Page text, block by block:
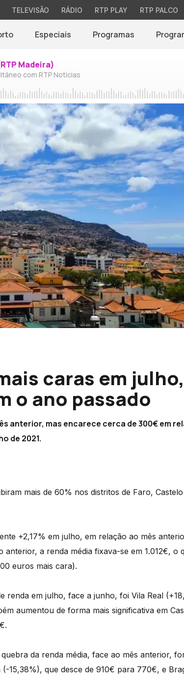
TELEVISÃO RÁDIO RTP PLAY RTP PALCO
Especiais Programas
Madeira)
com RTP Notícias
caras em julho,
o ano passado
anterior, mas encarece cerca de 300€ em
de 2021.
mais de 60% nos distritos de Faro,
+2,17% em julho, em relação ao mês
anterior, a renda média fixava-se em 1.012€, o
euros mais cara).
renda em julho, face a junho, foi Vila Real
aumentou de forma mais significativa em
da renda média, face ao mês anterior,
15,38%), que desce de 910€ para 770€, e